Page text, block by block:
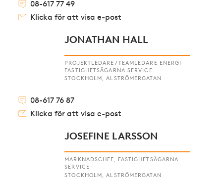
08-617 77 49
Klicka för att visa e-post
JONATHAN HALL
PROJEKTLEDARE/TEAMLEDARE ENERGI
FASTIGHETSÄGARNA SERVICE
STOCKHOLM, ALSTRÖMERGATAN
08-617 76 87
Klicka för att visa e-post
JOSEFINE LARSSON
MARKNADSCHEF, FASTIGHETSÄGARNA
SERVICE
STOCKHOLM, ALSTRÖMERGATAN